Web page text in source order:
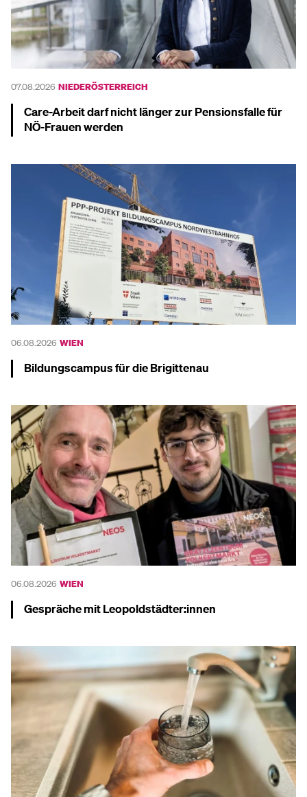
07.08.2026 NIEDERÖSTERREICH
Care-Arbeit darf nicht länger zur Pensionsfalle für
NÖ-Frauen werden
06.08.2026 WIEN
Bildungscampus für die Brigittenau
06.08.2026 WIEN
Gespräche mit Leopoldstädter:innen